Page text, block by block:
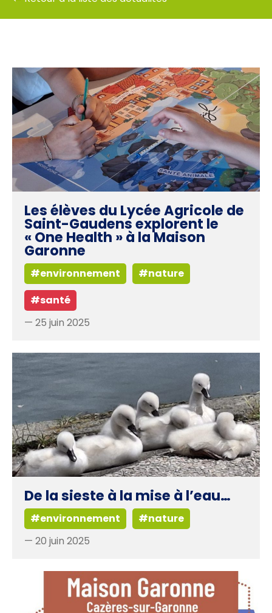
Les élèves du Lycée Agricole de
Saint-Gaudens explorent le
« One Health » à la Maison
Garonne
#environnement
#nature
#santé
— 25 juin 2025
De la sieste à la mise à l’eau…
#environnement
#nature
— 20 juin 2025